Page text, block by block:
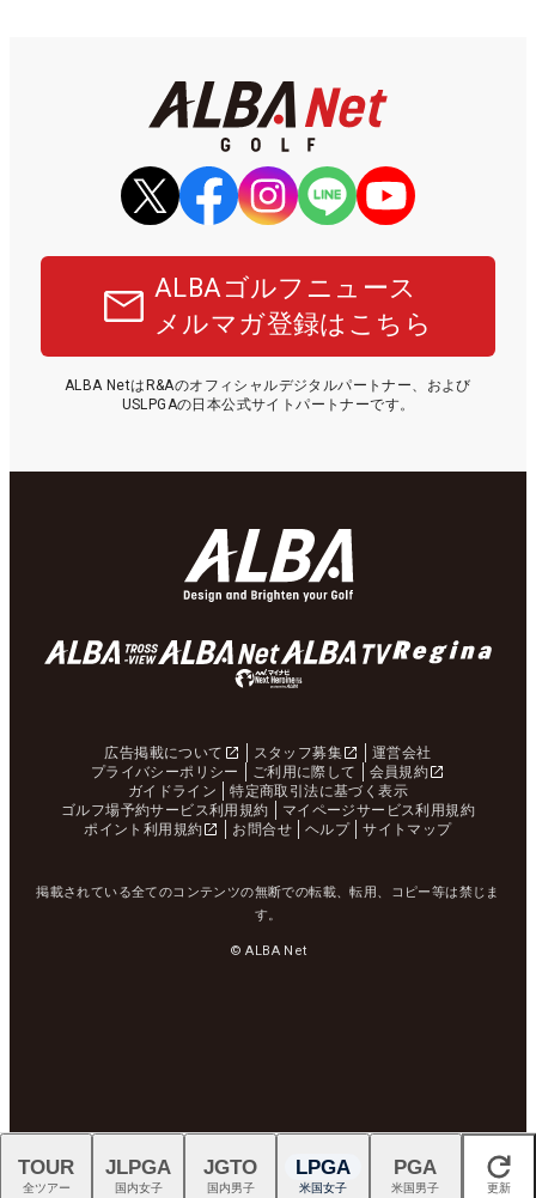
ALBAゴルフニュース
メルマガ登録はこちら
ALBA NetはR&Aのオフィシャルデジタルパートナー、および
USLPGAの日本公式サイトパートナーです。
広告掲載について スタッフ募集
運営会社
プライバシーポリシー
ご利用に際して
会員規約
ガイドライン
特定商取引法に基づく表示
ゴルフ場予約サービス利用規約
マイページサービス利用規約
ポイント利用規約
お問合せ ヘルプ サイトマップ
掲載されている全てのコンテンツの無断での転載、転用、コピー等は禁じま
す。
© ALBA Net
閉じる
TOUR
全ツアー
JLPGA
国内女子
JGTO
国内男子
LPGA
米国女子
PGA
米国男子 更新